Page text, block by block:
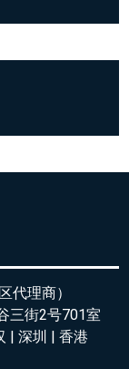
代理商）
三街2号701室
| 深圳 | 香港